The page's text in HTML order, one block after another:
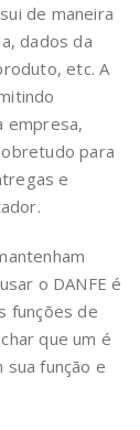
de maneira
dados da
etc. A
empresa,
para
e
o DANFE é
funções de
que um é
função e